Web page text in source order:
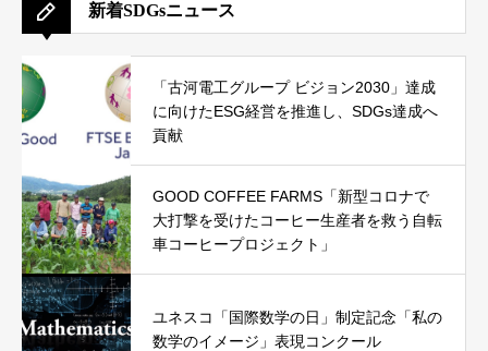
新着SDGsニュース
「古河電工グループ ビジョン2030」達成
に向けたESG経営を推進し、SDGs達成へ
貢献
GOOD COFFEE FARMS「新型コロナで
大打撃を受けたコーヒー生産者を救う自転
車コーヒープロジェクト」
ユネスコ「国際数学の日」制定記念「私の
数学のイメージ」表現コンクール